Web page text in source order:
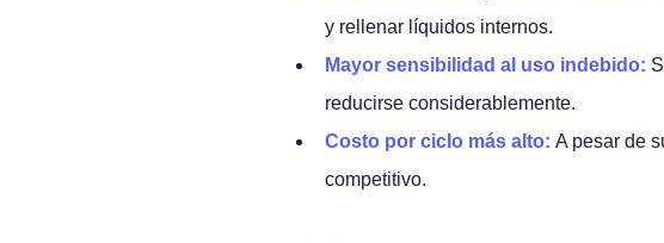
y rellenar líquidos internos.
Mayor sensibilidad al uso indebido:
reducirse considerablemente.
Costo por ciclo más alto: A pesar de
competitivo.